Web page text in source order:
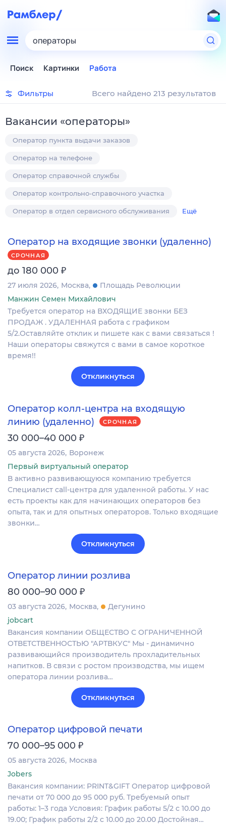
операторы
Поиск Картинки Работа
Фильтры Всего найдено 213 результатов
Вакансии «операторы»
Оператор пункта выдачи заказов
Оператор на телефоне
Оператор справочной службы
Оператор контрольно-справочного участка
Оператор в отдел сервисного обслуживания Ещё
Оператор на входящие звонки (удаленно)
СРОЧНАЯ
до 180 000 ₽
27 июля 2026 Москва
Площадь Революции
Манжин Семен Михайлович
Требуется оператор на ВХОДЯЩИЕ звонки БЕЗ
ПРОДАЖ . УДАЛЕННАЯ работа с графиком
5/2.Оставляйте отклик и пишете как с вами связаться !
Наши операторы свяжутся с вами в самое короткое
время!!
Откликнуться
Оператор колл-центра на входящую
линию (удаленно)
СРОЧНАЯ
30 000–40 000 ₽
05 августа 2026 Воронеж
Первый виртуальный оператор
В активно развивающуюся компанию требуется
Специалист call-центра для удаленной работы. У нас
есть проекты как для начинающих операторов без
опыта, так и для опытных операторов. Только входящие
звонки…
Откликнуться
Оператор линии розлива
80 000–90 000 ₽
03 августа 2026 Москва
Дегунино
jobcart
Вакансия компании ОБЩЕСТВО С ОГРАНИЧЕННОЙ
ОТВЕТСТВЕННОСТЬЮ "АРТВКУС" Мы - динамично
развивающийся производитель прохладительных
напитков. В связи с ростом производства, мы ищем
оператора линии розлива…
Откликнуться
Оператор цифровой печати
70 000–95 000 ₽
05 августа 2026 Москва
Jobers
Вакансия компании: PRINT&GIFT Оператор цифровой
печати от 70 000 до 95 000 руб. Требуемый опыт
работы: 1–3 года Условия: График работы 5/2 с 10.00 до
19.00; График работы 2/2 c 10.00 до 20.00 Достойная…